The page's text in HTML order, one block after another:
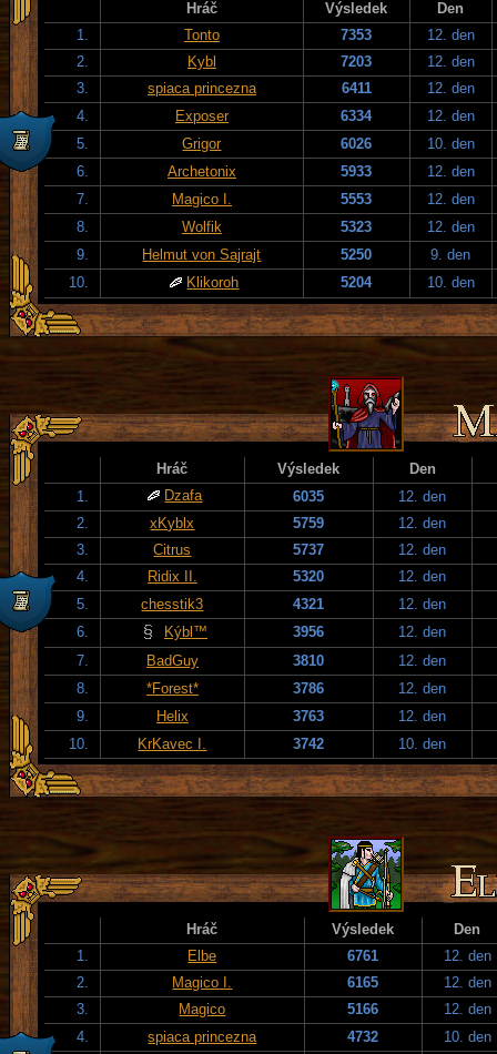
Hráč Výsledek
Den
1.
Tonto 7353
12. den
2.
Kybl 7203
12. den
3.
spiaca princezna 6411
12. den
4.
Exposer 6334
12. den
5.
Grigor 6026
10. den
6.
Archetonix 5933
12. den
7.
Magico I. 5553
12. den
8.
Wolfik 5323
12. den
9.
Helmut von Sajrajt 5250
9. den
10.
Klikoroh 5204 10. den
Hráč Výsledek
Den
1.
Dzafa 6035
12. den
2.
xKyblx 5759
12. den
3.
Citrus 5737
12. den
4.
Ridix II. 5320
12. den
5.
chesstik3 4321
12. den
6.
Kýbl™ 3956
12. den
7.
BadGuy 3810
12. den
8.
*Forest* 3786
12. den
9.
Helix 3763
12. den
10.
KrKavec I. 3742 10. den
Hráč Výsledek
Den
1.
Elbe 6761
12. den
2.
Magico I. 6165
12. den
3.
Magico 5166
12. den
4.
spiaca princezna 4732
10. den